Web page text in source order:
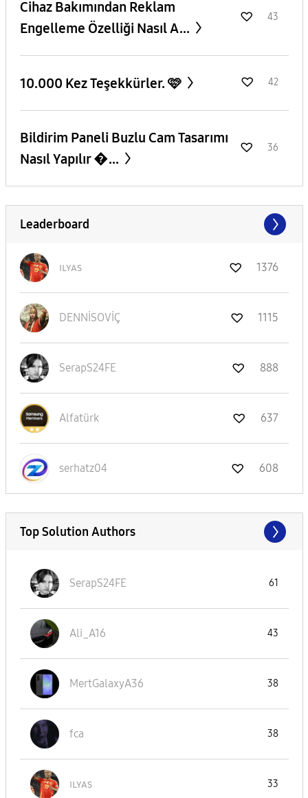
Cihaz Bakımından Reklam
Engelleme Özelliği Nasıl A...
43
10.000 Kez Teşekkürler. 🩷 42
Bildirim Paneli Buzlu Cam Tasarımı
Nasıl Yapılır �...
36
Leaderboard
ɪʟʏᴀs 1376
DENNİSOVİÇ 1115
SerapS24FE 888
Alfatürk 637
serhatz04 608
Top Solution Authors
SerapS24FE 61
Ali_A16 43
MertGalaxyA36 38
fca 38
ɪʟʏᴀs 33